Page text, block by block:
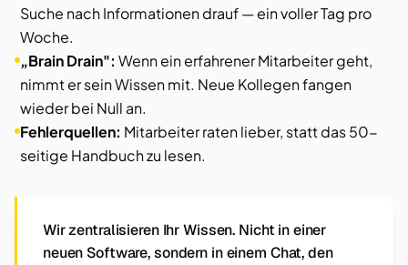
Suche nach Informationen drauf — ein voller Tag pro
Woche.
„Brain Drain": Wenn ein erfahrener Mitarbeiter geht,
nimmt er sein Wissen mit. Neue Kollegen fangen
wieder bei Null an.
Fehlerquellen: Mitarbeiter raten lieber, statt das 50-
seitige Handbuch zu lesen.
Wir zentralisieren Ihr Wissen. Nicht in einer
neuen Software, sondern in einem Chat, den